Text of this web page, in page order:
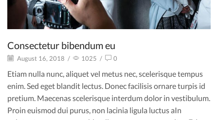
Consectetur bibendum eu
August 16, 2018 / 1025 / 0
Etiam nulla nunc, aliquet vel metus nec, scelerisque tempus
enim. Sed eget blandit lectus. Donec facilisis ornare turpis id
pretium. Maecenas scelerisque interdum dolor in vestibulum.
Proin euismod dui purus, non lacinia ligula luctus aIn